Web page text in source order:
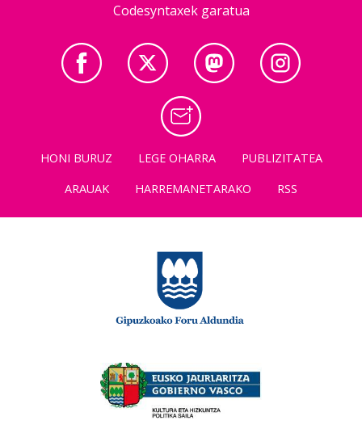
Codesyntaxek garatua
HONI BURUZ LEGE OHARRA
PUBLIZITATEA
ARAUAK
HARREMANETARAKO RSS